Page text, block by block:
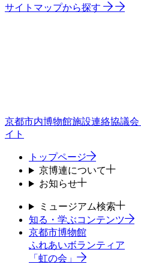
サイトマップから探す
京都市内博物館施設連絡協議会
イト
トップページ
京博連について
お知らせ
ミュージアム検索
知る・学ぶコンテンツ
京都市博物館
ふれあいボランティア
「虹の会」